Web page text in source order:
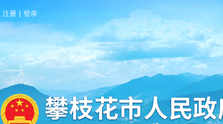
注册 | 登录